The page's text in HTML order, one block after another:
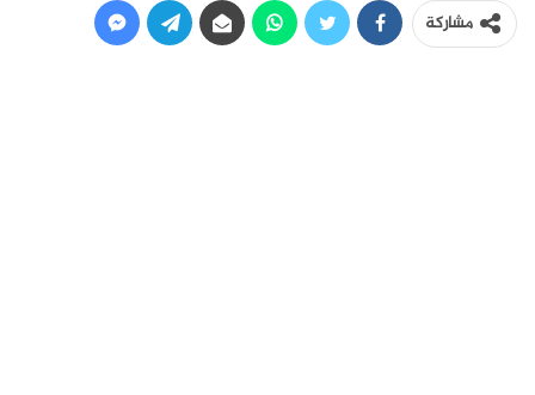
مشاركة